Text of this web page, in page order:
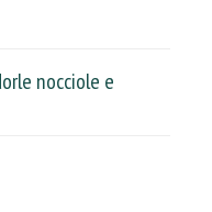
nocciole e